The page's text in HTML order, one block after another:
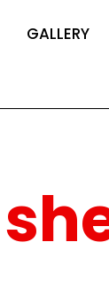
GALLERY